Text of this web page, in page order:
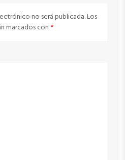
no será publicada.Los
marcados con *